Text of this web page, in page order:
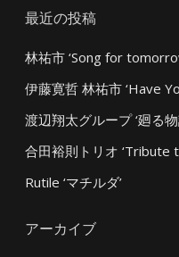
最近の投稿
林祐市 ‘Song for
伊藤寛哲 林祐市 ‘Have
渡辺翔太グループ ‘廻る物
合田裕則トリオ ‘Tribute
Rutile ‘マチルダ’
アーカイブ